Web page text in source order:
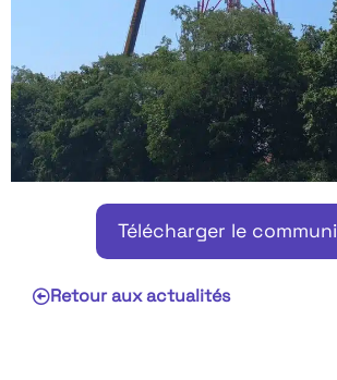
Télécharger le
Retour aux actualités